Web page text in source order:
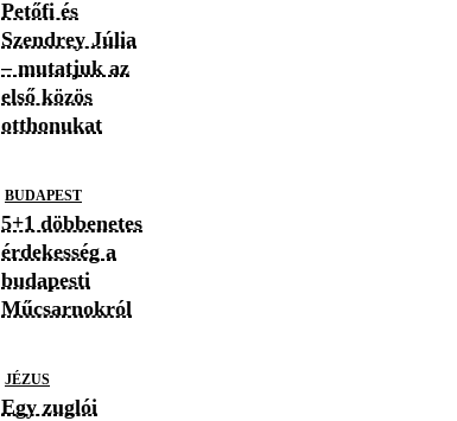
Petőfi és
Szendrey Júlia
– mutatjuk az
első közös
otthonukat
BUDAPEST
5+1 döbbenetes
érdekesség a
budapesti
Műcsarnokról
JÉZUS
Egy zuglói